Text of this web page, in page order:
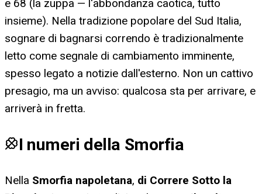
e 68 (la zuppa — l'abbondanza caotica, tutto
insieme). Nella tradizione popolare del Sud Italia,
sognare di bagnarsi correndo è tradizionalmente
letto come segnale di cambiamento imminente,
spesso legato a notizie dall'esterno. Non un cattivo
presagio, ma un avviso: qualcosa sta per arrivare, e
arriverà in fretta.
I numeri della Smorfia
Nella Smorfia napoletana, di Correre Sotto la